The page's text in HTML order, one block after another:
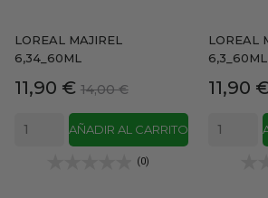
LOREAL MAJIREL
6,34_60ML
Precio
11,90 € Precio
base
14,00 €
AÑADIR AL CARRITO
(0)
LOREAL
6,3_60ML
Precio
11,90